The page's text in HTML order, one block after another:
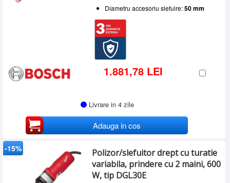
Diametru accesoriu slefuire:50 mm
1.881,78 LEI
Livrare in 4 zile
Adauga in cos
-15%
Polizor/slefuitor drept cu turatie
variabila, prindere cu 2 maini, 600
W, tip DGL30E